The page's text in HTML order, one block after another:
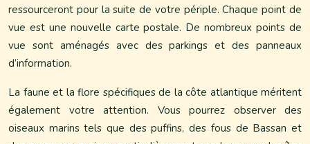
ressourceront pour la suite de votre périple. Chaque point de
vue est une nouvelle carte postale. De nombreux points de
vue sont aménagés avec des parkings et des panneaux
d’information.
La faune et la flore spécifiques de la côte atlantique méritent
également votre attention. Vous pourrez observer des
oiseaux marins tels que des puffins, des fous de Bassan et